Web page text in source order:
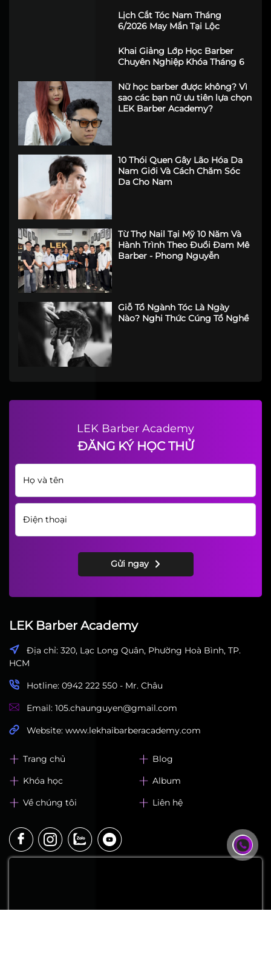
Tiêu Chuẩn Của Một Trung Tâm
Đào Tạo Barber Chuyên Nghiệp
Lịch Cắt Tóc Nam Tháng
6/2026 May Mắn Tại Lộc
Khai Giảng Lớp Học Barber
Chuyên Nghiệp Khóa Tháng 6
Nữ học barber được không? Vì
sao các bạn nữ ưu tiên lựa chọn
LEK Barber Academy?
10 Thói Quen Gây Lão Hóa Da
Nam Giới Và Cách Chăm Sóc
LEK Barber Academy
ĐĂNG KÝ HỌC THỬ
Gửi ngay
LEK Barber Academy
Địa chỉ: 320, Lạc Long Quân, Phường Hoà Bình, TP.
Hotline: 0942 222 550 - Mr. Châu
Email: 105.chaunguyen@gmail.com
Trang chủ
Blog